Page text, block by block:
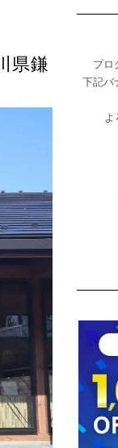
県鎌
ブロ
下記バ
よ